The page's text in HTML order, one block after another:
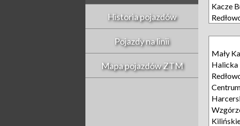
Historia pojazdów
Pojazdy na linii
Mapa pojazdów ZTM
Kacze
Mały
Halicka